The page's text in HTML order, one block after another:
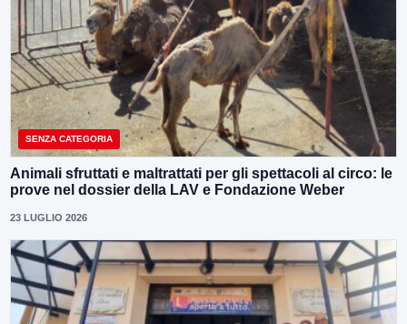
SENZA CATEGORIA
Animali sfruttati e maltrattati per gli spettacoli al circo: le
prove nel dossier della LAV e Fondazione Weber
23 LUGLIO 2026